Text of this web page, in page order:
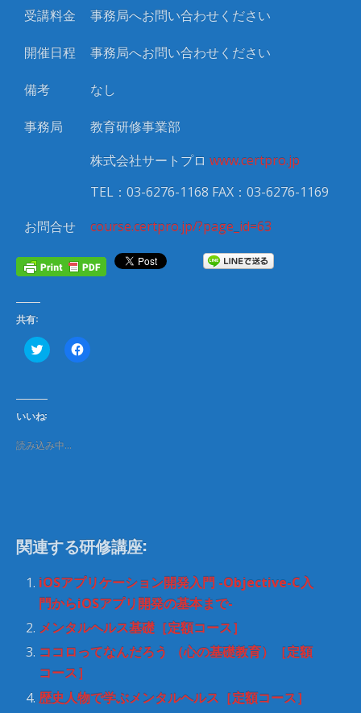
受講料金
事務局へお問い合わせください
開催日程 事務局へお問い合わせください
備考 なし
事務局
教育研修事業部
株式会社サートプロ www.certpro.jp
TEL：03-6276-1168 FAX：03-6276-1169
お問合せ
course.certpro.jp/?page_id=63
共有:
ク
リ
て
T
w
t
t
い
ウ
ン
ド
ウ
で
開
き
す
)
F
a
ク
し
て
だ
さ
い
(
新
し
ウ
ィ
ウ
で
いいね:
読み込み中…
関連する研修講座:
iOSアプリケーション開発入門 -Objective-C入
門からiOSアプリ開発の基本まで-
メンタルヘルス基礎［定額コース］
ココロってなんだろう （心の基礎教育）［定額
コース］
歴史人物で学ぶメンタルヘルス［定額コース］